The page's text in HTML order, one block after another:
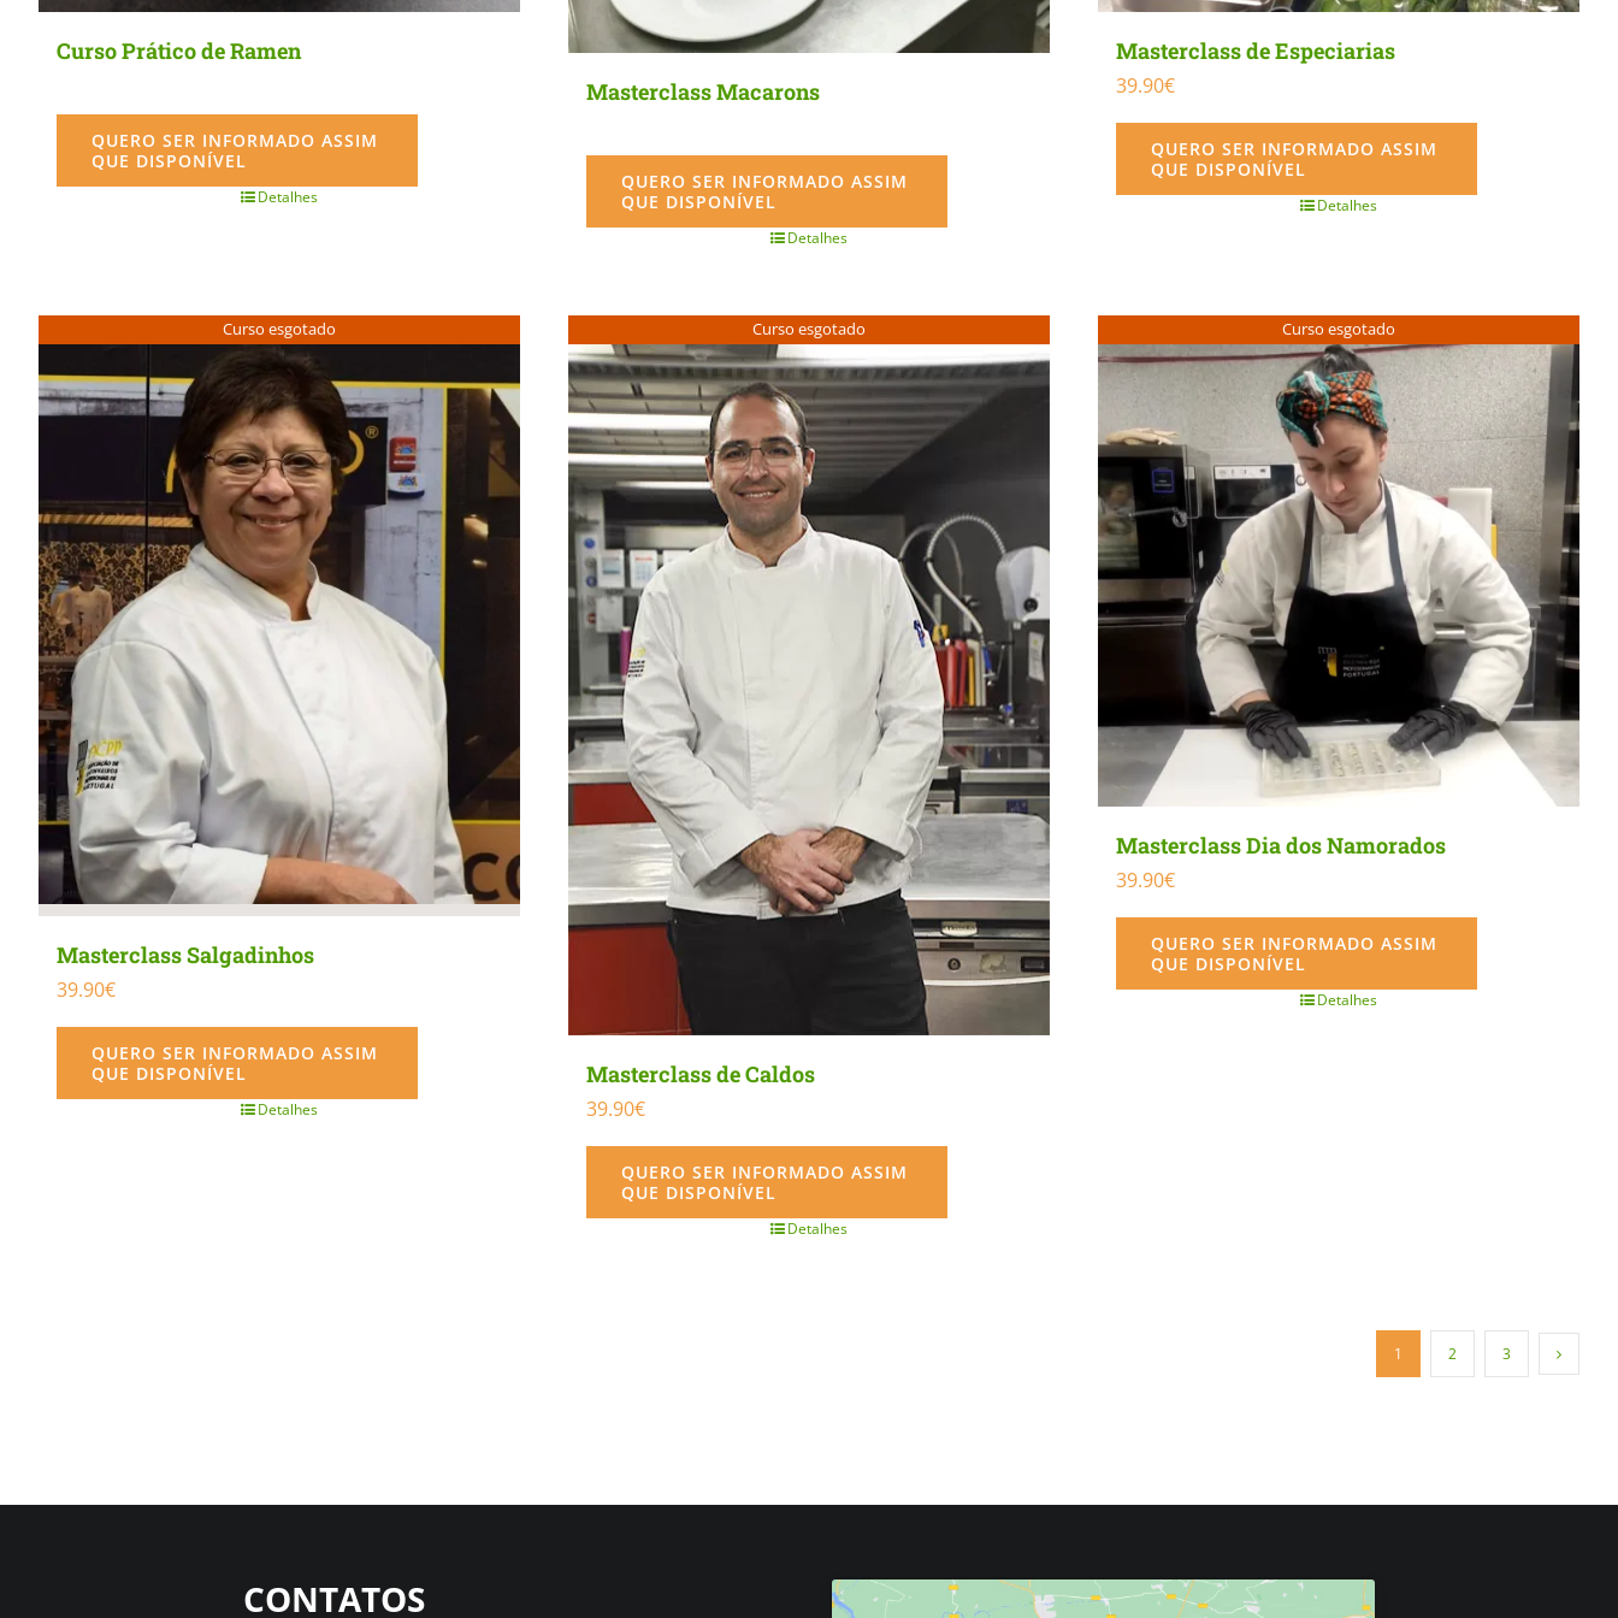
Curso Prático de Ramen
QUERO SER INFORMADO ASSIM
QUE DISPONÍVEL
Detalhes
Masterclass Macarons
QUERO SER INFORMADO ASSIM
QUE DISPONÍVEL
Detalhes
Masterclass de Especiarias
39.90€
QUERO SER INFORMADO ASSIM
QUE DISPONÍVEL
Detalhes
Curso esgotado
Masterclass Salgadinhos
39.90€
QUERO SER INFORMADO ASSIM
QUE DISPONÍVEL
Detalhes
Curso esgotado
Masterclass de Caldos
39.90€
QUERO SER INFORMADO ASSIM
QUE DISPONÍVEL
Detalhes
Curso esgotado
Masterclass Dia dos Namorados
39.90€
QUERO SER INFORMADO ASSIM
QUE DISPONÍVEL
Detalhes
1 2 3
CONTATOS